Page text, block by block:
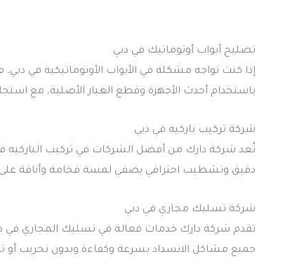
تصليح أبواب أوتوماتيك في دبي
إذا كنت تواجه مشكلة في الأبواب الأوتوماتيكية في
باستخدام أحدث الأجهزة وقطع الغيار الأصلية، مع
شركة تركيب باركيه في دبي
تُعد شركة دارك من أفضل الشركات في تركيب الباركيه
دقيق وتشطيب احترافي يضفي لمسة فخامة وأناقة على
شركة تسليك مجاري في دبي
تقدم شركة دارك خدمات فعالة في تسليك المجاري في
جميع مشاكل الانسداد بسرعة وكفاءة وبدون تخريب